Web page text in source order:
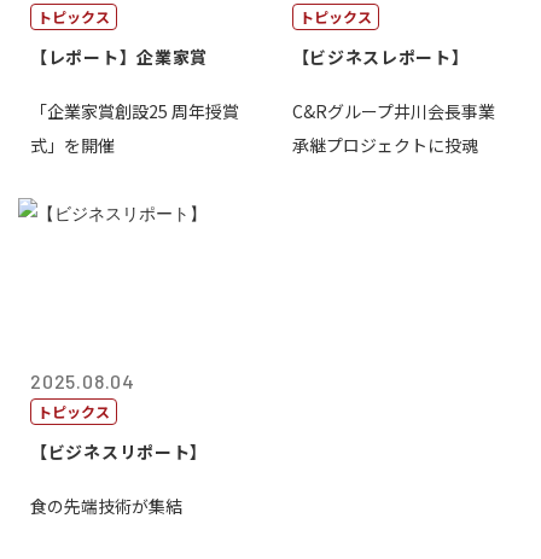
トピックス
【レポート】企業家賞
「企業家賞創設25 周年授賞
式」を開催
トピックス
【ビジネスレポート】
C&Rグループ井川会長事業
承継プロジェクトに投魂
2025.08.04
トピックス
【ビジネスリポート】
食の先端技術が集結